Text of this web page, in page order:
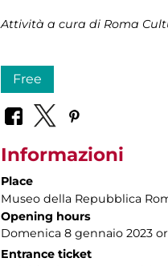
Attività a cura di Roma
Free
Informazioni
Place
Museo della Repubblica
Opening hours
Domenica 8 gennaio 2023
Entrance ticket